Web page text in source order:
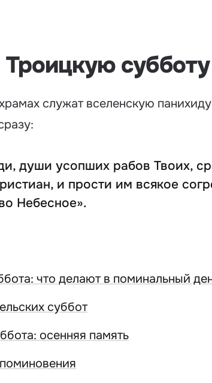
субботу
служат вселенскую
души усопших рабов Твоих,
и прости им всякое
Небесное».
что делают в поминальный
суббот
осенняя память